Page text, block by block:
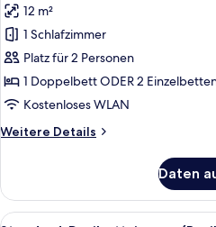
Standard-
Doppelzimmer
(Basilica
View)
anzeigen
12 m²
1 Schlafzimmer
Platz für 2 Personen
1 Doppelbett ODER 2
Kostenloses WLAN
Weitere Details
Weitere
Doppelzimmer
(Basilica
Daten
Alle